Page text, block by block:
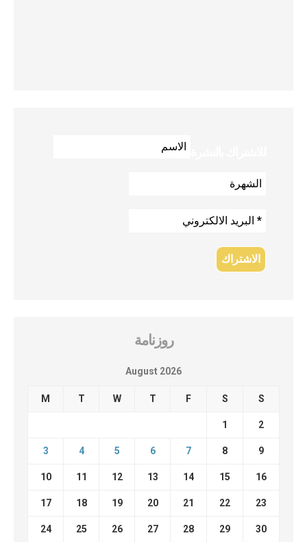
روزنامة
August 2026
M T W T F S S
1 2
3 4 5 6 7 8 9
10 11 12 13 14 15 16
17 18 19 20 21 22 23
24 25 26 27 28 29 30